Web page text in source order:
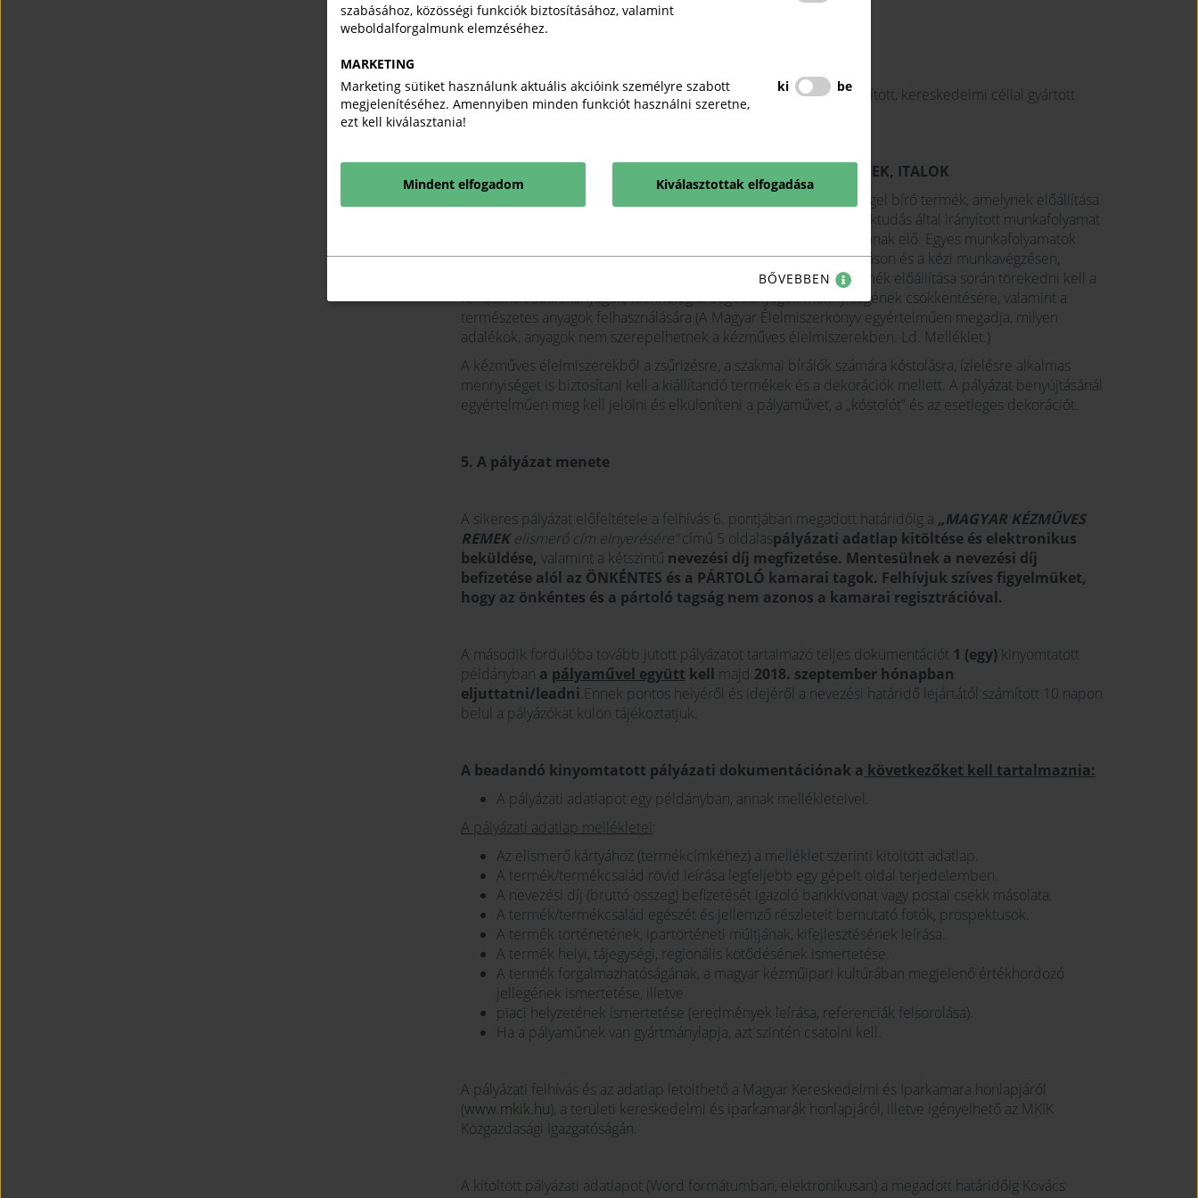
II. KÉZMŰIPAR
A hivatásos szakmaként tanulható, kézműves kivitelezésben előállított, kereskedelmi céllal gyártott
tárgyak, és emberi szükségleteket kielégítő szolgáltatások.
II.2. GASZTRONÓMIAI KÉZMŰIPAR - KÉZMŰVES ÉLELMISZEREK, ITALOK
„Kézműves/kézmíves élelmiszernek nevezhető az az egyedi jelleggel bíró termék, amelynek előállítása
során a különös gondosság, a „mívesség”, a kézzel végzett és a szaktudás által irányított munkafolyamat
dominál. Kézműves terméket elsősorban kézi technológiával állítanak elő. Egyes munkafolyamatok
gépesíthetők, azonban az előállításnak a közvetlen emberi irányításon és a kézi munkavégzésen,
emberi erőfeszítésen, tapasztalaton kell alapulnia. Kézműves termék előállítása során törekedni kell a
felhasznált adalékanyagok, technológiai segédanyagok mennyiségének csökkentésére, valamint a
természetes anyagok felhasználására.(A Magyar Élelmiszerkönyv egyértelműen megadja, milyen
adalékok, anyagok nem szerepelhetnek a kézműves élelmiszerekben. Ld. Melléklet.)
A kézműves élelmiszerekből a zsűrizésre, a szakmai bírálók számára kóstolásra, ízlelésre alkalmas
mennyiséget is biztosítani kell a kiállítandó termékek és a dekorációk mellett. A pályázat benyújtásánál
egyértelműen meg kell jelölni és elkülöníteni a pályaművet, a „kóstolót” és az esetleges dekorációt.
5. A pályázat menete
A sikeres pályázat előfeltétele a felhívás 6. pontjában megadott határidőig a „MAGYAR KÉZMŰVES
REMEKelismerő cím elnyerésére”című 5 oldalaspályázati adatlap kitöltése és elektronikus
beküldése, valamint a kétszintű nevezési díj megfizetése. Mentesülnek a nevezési díj
befizetése alól az ÖNKÉNTES és a PÁRTOLÓ kamarai tagok. Felhívjuk szíves figyelmüket,
hogy az önkéntes és a pártoló tagság nem azonos a kamarai regisztrációval.
A második fordulóba tovább jutott pályázatot tartalmazó teljes dokumentációt 1 (egy) kinyomtatott
példányban a pályaművel együtt kell majd 2018. szeptember hónapban
eljuttatni/leadni.Ennek pontos helyéről és idejéről a nevezési határidő lejártától számított 10 napon
belül a pályázókat külön tájékoztatjuk.
A beadandó kinyomtatott pályázati dokumentációnak a következőket kell tartalmaznia:
A pályázati adatlapot egy példányban, annak mellékleteivel.
A pályázati adatlap mellékletei :
Az elismerő kártyához (termékcímkéhez) a melléklet szerinti kitöltött adatlap.
A termék/termékcsalád rövid leírása legfeljebb egy gépelt oldal terjedelemben.
A nevezési díj (bruttó összeg) befizetését igazoló bankkivonat vagy postai csekk másolata.
A termék/termékcsalád egészét és jellemző részleteit bemutató fotók, prospektusok.
A termék történetének, ipartörténeti múltjának, kifejlesztésének leírása.
A termék helyi, tájegységi, regionális kötődésének ismertetése.
A termék forgalmazhatóságának, a magyar kézműipari kultúrában megjelenő értékhordozó
jellegének ismertetése, illetve
piaci helyzetének ismertetése (eredmények leírása, referenciák felsorolása).
Ha a pályaműnek van gyártmánylapja, azt szintén csatolni kell.
A pályázati felhívás és az adatlap letölthető a Magyar Kereskedelmi és Iparkamara honlapjáról
(www.mkik.hu), a területi kereskedelmi és iparkamarák honlapjáról, illetve igényelhető az MKIK
Közgazdasági Igazgatóságán.
A kitöltött pályázati adatlapot (Word formátumban, elektronikusan) a megadott határidőig Kovács
szabásához, közösségi funkciók biztosításához, valamint
weboldalforgalmunk elemzéséhez.
MARKETING
Marketing sütiket használunk aktuális akcióink személyre szabott
megjelenítéséhez. Amennyiben minden funkciót használni szeretne,
ezt kell kiválasztania!
ki be
Mindent elfogadom Kiválasztottak elfogadása
BŐVEBBEN